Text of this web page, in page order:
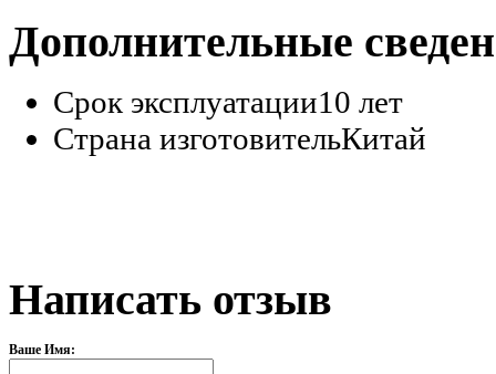
Дополнительные
Срок эксплуатации10 лет
Страна изготовительКитай
Написать отзыв
Ваше Имя: